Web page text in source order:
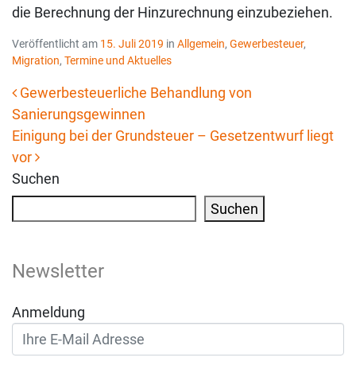
die Berechnung der Hinzurechnung einzubeziehen.
Veröffentlicht am 15. Juli 2019 in Allgemein, Gewerbesteuer,
Migration, Termine und Aktuelles
Beitrags-Navigation
Gewerbesteuerliche Behandlung von
Sanierungsgewinnen
Einigung bei der Grundsteuer – Gesetzentwurf liegt
vor
Suchen
Suchen
Newsletter
Anmeldung